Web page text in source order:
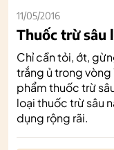
11/05/2016
Thuốc trừ sâu
Chỉ cần tỏi, ớt,
trắng ủ trong vòng
phẩm thuốc trừ
loại thuốc trừ sâu
dụng rộng rãi.